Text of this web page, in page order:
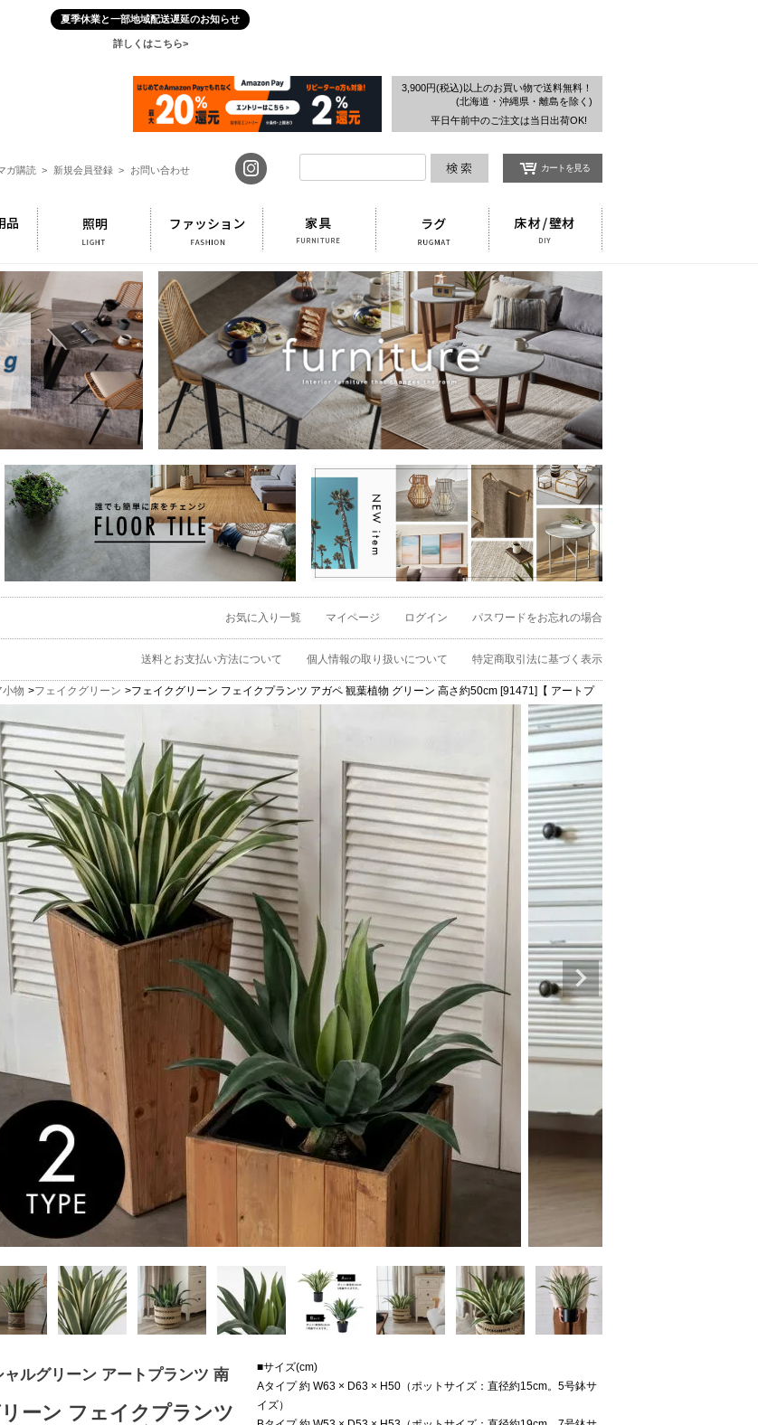
夏季休業と一部地域配送遅延のお知らせ
詳しくはこちら>
3,900円(税込)以上のお買い物で送料無料！
(北海道・沖縄県・離島を除く)
平日午前中のご注文は当日出荷OK!
カートを見る
ガ購読 > 新規会員登録 > お問い合わせ
検索
お気に入り一覧 マイページ ログイン パスワードをお忘れの場合
送料とお支払い方法について 個人情報の取り扱いについて 特定商取引法に基づく表示
小物 フェイクグリーン フェイクグリーン フェイクプランツ アガペ 観葉植物 グリーン 高さ約50cm [91471]【 アートプランツ 多肉植物 リュウゼツラ
ルグリーン アートプランツ 南
ーン フェイクプランツ
■サイズ(cm)
Aタイプ 約 W63 × D63 × H50（ポットサイズ：直径約15cm。5号鉢サ
イズ）